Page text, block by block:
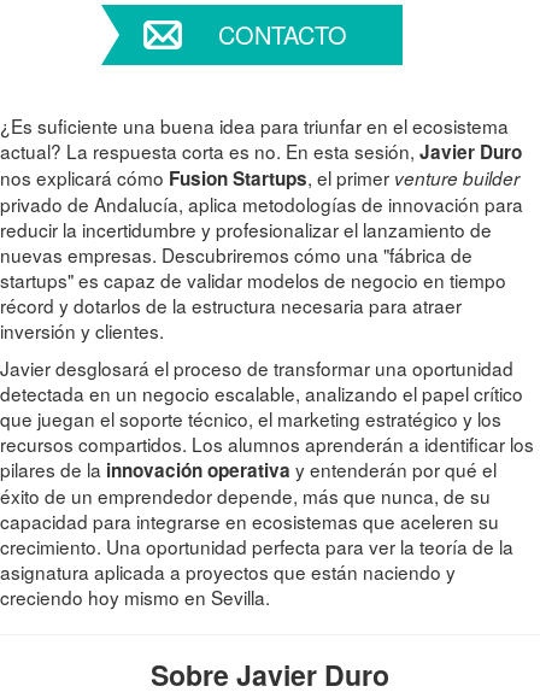
CONTACTO
¿Es suficiente una buena idea para triunfar en el ecosistema
actual? La respuesta corta es no. En esta sesión, Javier Duro
nos explicará cómo Fusion Startups, el primer venture builder
privado de Andalucía, aplica metodologías de innovación para
reducir la incertidumbre y profesionalizar el lanzamiento de
nuevas empresas. Descubriremos cómo una "fábrica de
startups" es capaz de validar modelos de negocio en tiempo
récord y dotarlos de la estructura necesaria para atraer
inversión y clientes.
Javier desglosará el proceso de transformar una oportunidad
detectada en un negocio escalable, analizando el papel crítico
que juegan el soporte técnico, el marketing estratégico y los
recursos compartidos. Los alumnos aprenderán a identificar los
pilares de la innovación operativa y entenderán por qué el
éxito de un emprendedor depende, más que nunca, de su
capacidad para integrarse en ecosistemas que aceleren su
crecimiento. Una oportunidad perfecta para ver la teoría de la
asignatura aplicada a proyectos que están naciendo y
creciendo hoy mismo en Sevilla.
Sobre Javier Duro